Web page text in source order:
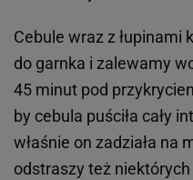
Cebule wraz z łupinami
do garnka i zalewamy
45 minut pod
by cebula puściła cały
właśnie on zadziała na
odstraszy też